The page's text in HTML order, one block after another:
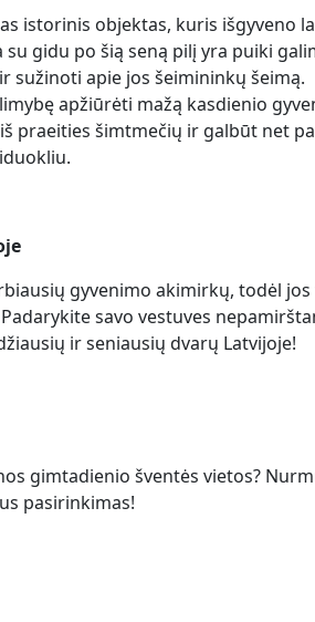
istorinis objektas, kuris išgyveno
su gidu po šią seną pilį yra puiki
sužinoti apie jos šeimininkų šeimą.
apžiūrėti mažą kasdienio
praeities šimtmečių ir galbūt net
gyvenimo akimirkų, todėl jos
savo vestuves
ir seniausių dvarų Latvijoje!
gimtadienio šventės vietos?
pasirinkimas!